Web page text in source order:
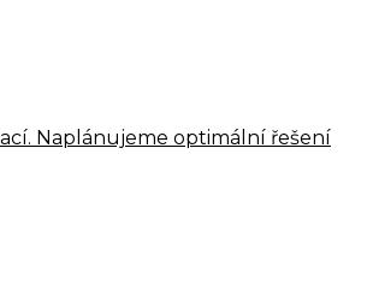
Naplánujeme optimální řešení